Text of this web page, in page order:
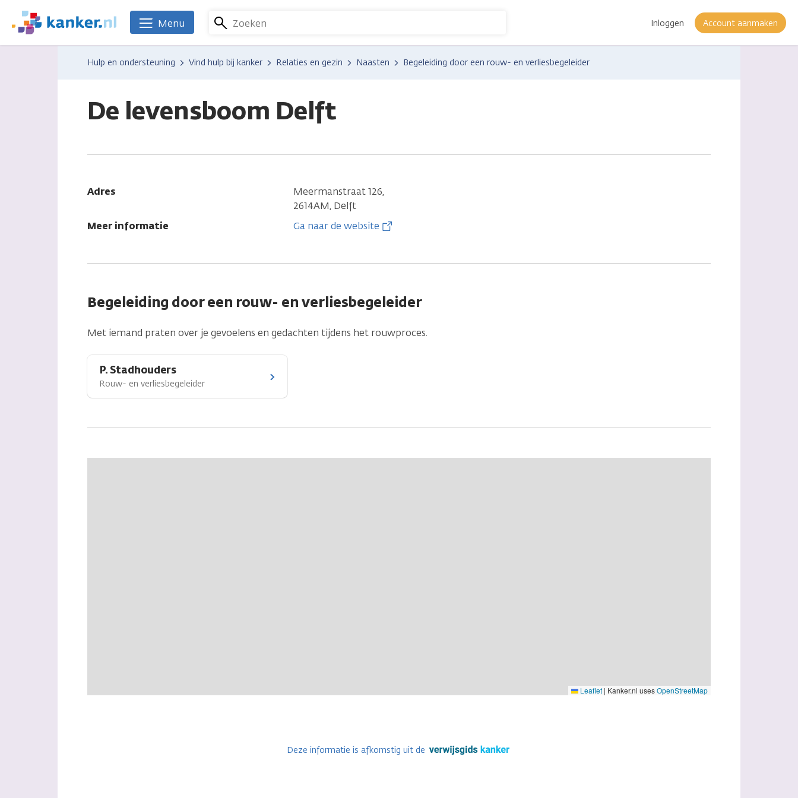
naar
We
zijn
Kanker.nl
Zoeken Inloggen Account aanmaken
Menu
Hulp en ondersteuning Vind hulp bij kanker Relaties en gezin Naasten Begeleiding door een rouw- en verliesbegeleider
De levensboom Delft
Adres
Meermanstraat 126,
2614AM, Delft
Meer informatie
Ga naar de website
Begeleiding door een rouw- en verliesbegeleider
Met iemand praten over je gevoelens en gedachten tijdens het rouwproces.
P. Stadhouders
Rouw- en verliesbegeleider
Leaflet | Kanker.nl usesOpenStreetMap
Deze informatie is afkomstig uit de